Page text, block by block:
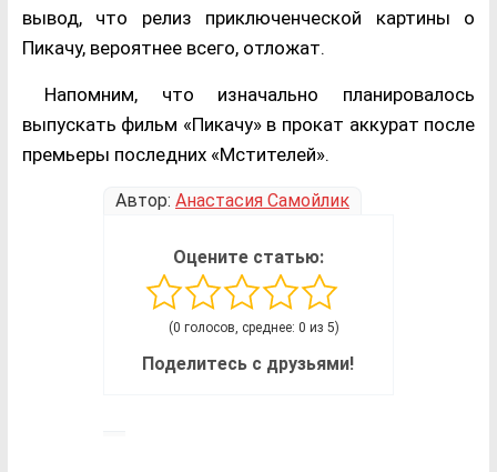
вывод, что релиз приключенческой картины о
Пикачу, вероятнее всего, отложат.
Напомним, что изначально планировалось
выпускать фильм «Пикачу» в прокат аккурат после
премьеры последних «Мстителей».
Автор: Анастасия Самойлик
Оцените статью:
(0 голосов, среднее: 0 из 5)
Поделитесь с друзьями!